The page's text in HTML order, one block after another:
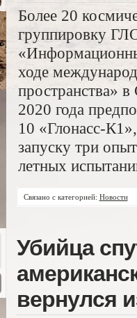
Более 20
группировку
ходе
пространства»
2020 года
10 «Глонасс-
запуску три
летных
Связано с категорией: Новости
Убийца
вернулся